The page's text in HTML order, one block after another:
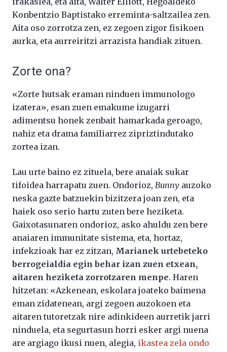
Konbentzio Baptistako erreminta-saltzailea zen.
Aita oso zorrotza zen, ez zegoen zigor fisikoen
aurka, eta aurreiritzi arrazista handiak zituen.
Zorte ona?
«Zorte hutsak eraman ninduen immunologo
izatera», esan zuen emakume izugarri
adimentsu honek zenbait hamarkada geroago,
nahiz eta drama familiarrez zipriztindutako
zortea izan.
Lau urte baino ez zituela, bere anaiak sukar
tifoidea harrapatu zuen. Ondorioz, Bunny auzoko
neska gazte batzuekin bizitzera joan zen, eta
haiek oso serio hartu zuten bere heziketa.
Gaixotasunaren ondorioz, asko ahuldu zen bere
anaiaren immunitate sistema, eta, hortaz,
infekzioak har ez zitzan, Marianek urtebeteko
berrogeialdia egin behar izan zuen etxean,
aitaren heziketa zorrotzaren menpe. Haren
hitzetan: «Azkenean, eskolara joateko baimena
eman zidatenean, argi zegoen auzokoen eta
aitaren tutoretzak nire adinkideen aurretik jarri
ninduela, eta segurtasun horri esker argi nuena
are argiago ikusi nuen, alegia, ikastea zela ondo